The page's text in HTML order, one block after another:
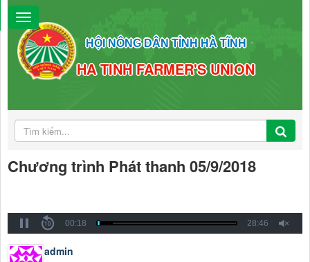
HỘI NÔNG DÂN TỈNH HÀ TĨNH
HA TINH FARMER'S UNION
Chương trình Phát thanh 05/9/2018
00:19 28:46
admin